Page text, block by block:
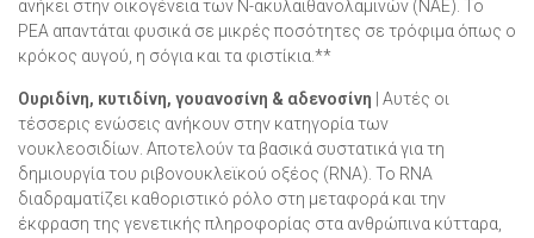
ανήκει στην οικογένεια των Ν-ακυλαιθανολαμινών (ΝΑΕ). Το
PEA απαντάται φυσικά σε μικρές ποσότητες σε τρόφιμα όπως ο
κρόκος αυγού, η σόγια και τα φιστίκια.**
Ουριδίνη, κυτιδίνη, γουανοσίνη & αδενοσίνη
| Αυτές οι
τέσσερις ενώσεις ανήκουν στην κατηγορία των
νουκλεοσιδίων. Αποτελούν τα βασικά συστατικά για τη
δημιουργία του ριβονουκλεϊκού οξέος (RNA). Το RNA
διαδραματίζει καθοριστικό ρόλο στη μεταφορά και την
έκφραση της γενετικής πληροφορίας στα ανθρώπινα κύτταρα,